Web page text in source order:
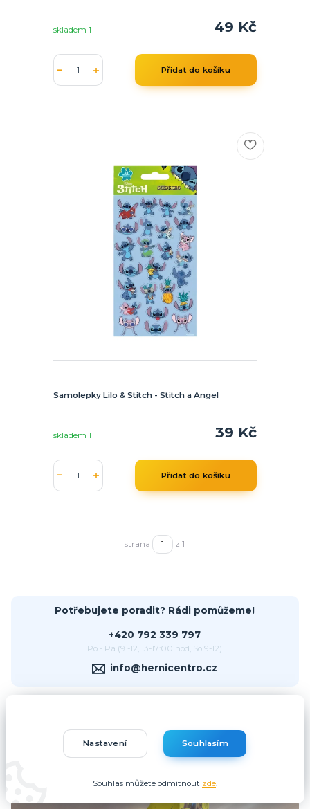
49 Kč
skladem 1
Přidat do košíku
Samolepky Lilo & Stitch - Stitch a Angel
39 Kč
skladem 1
Přidat do košíku
strana z 1
Potřebujete poradit? Rádi pomůžeme!
+420 792 339 797
Po - Pá (9 -12, 13-17:00 hod, So 9-12)
info@hernicentro.cz
Prodejna v Písku
Nevíte, co si vybrat?
Nastavení Souhlasím
Souhlas můžete odmítnout zde.